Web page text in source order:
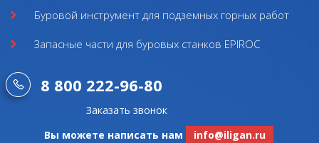
Буровой инструмент для подземных горных работ
Запасные части для буровых станков EPIROC
8 800 222-96-80
Заказать звонок
Вы можете написать нам
info@iligan.ru